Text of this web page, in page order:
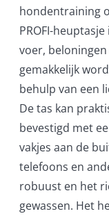
hondentraining
PROFI-
voer, beloningen
gemakkelijk
behulp van een
De tas kan
bevestigd met
vakjes aan de
telefoons en
robuust en het
gewassen. Het